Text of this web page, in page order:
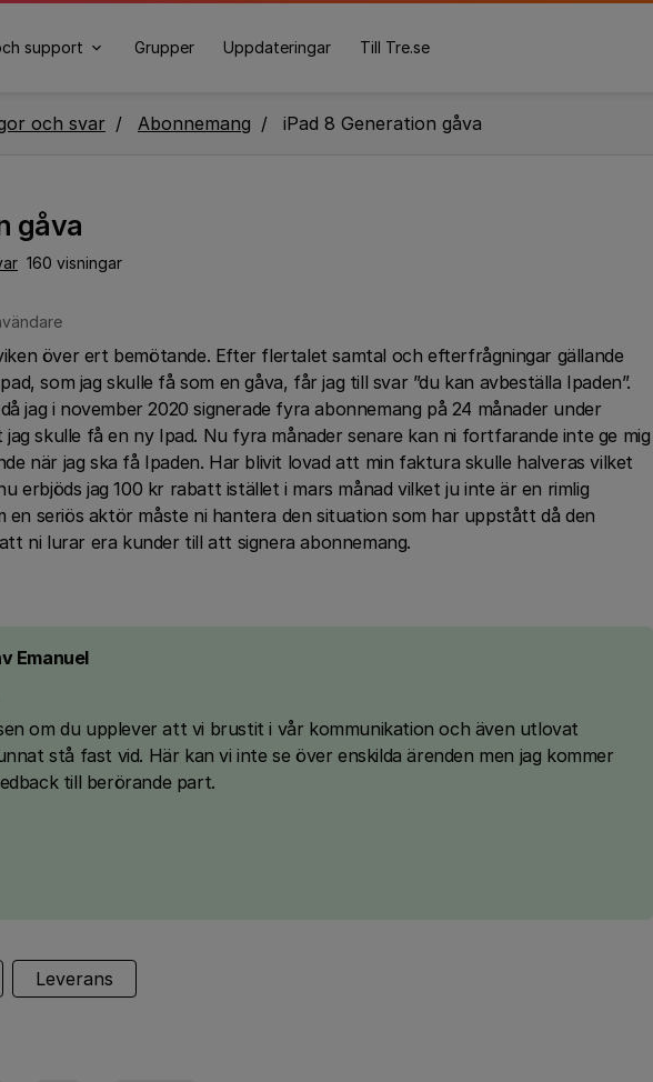
support Grupper Uppdateringar Till Tre.se
och svar Abonnemang iPad 8 Generation gåva
gåva
160 visningar
över ert bemötande. Efter flertalet samtal och efterfrågningar gällande
som jag skulle få som en gåva, får jag till svar ”du kan avbeställa Ipaden”.
jag i november 2020 signerade fyra abonnemang på 24 månader under
skulle få en ny Ipad. Nu fyra månader senare kan ni fortfarande inte ge mig
när jag ska få Ipaden. Har blivit lovad att min faktura skulle halveras vilket
erbjöds jag 100 kr rabatt istället i mars månad vilket ju inte är en rimlig
en seriös aktör måste ni hantera den situation som har uppstått då den
ni lurar era kunder till att signera abonnemang.
Emanuel
om du upplever att vi brustit i vår kommunikation och även utlovat
stå fast vid. Här kan vi inte se över enskilda ärenden men jag kommer
till berörande part.
Leverans